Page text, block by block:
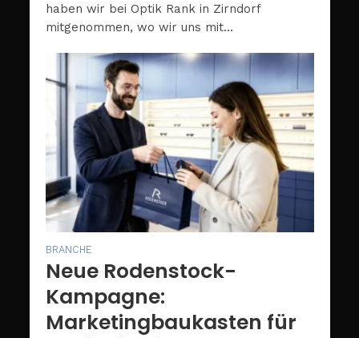
haben wir bei Optik Rank in Zirndorf
mitgenommen, wo wir uns mit...
BRANCHE
Neue Rodenstock-
Kampagne:
Marketingbaukasten für